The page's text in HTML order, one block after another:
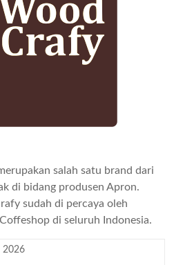
salah satu brand dari
di bidang produsen Apron.
sudah di percaya oleh
di seluruh Indonesia.
2026